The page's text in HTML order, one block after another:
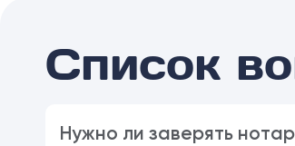
Список
Нужно ли заверять